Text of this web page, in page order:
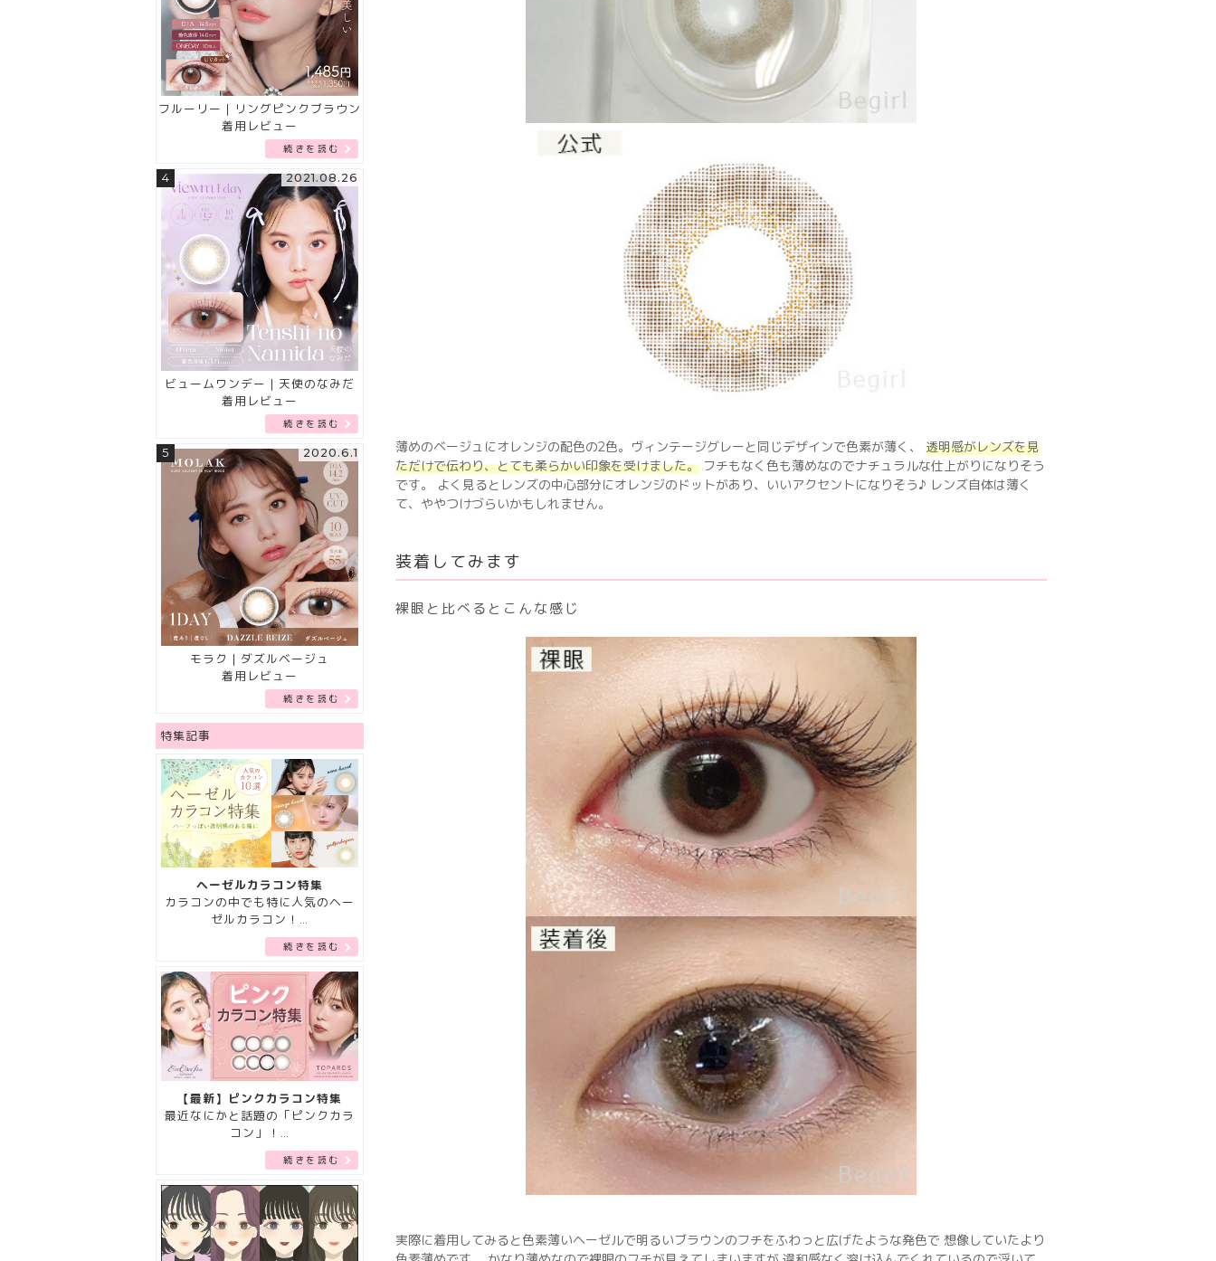
フルーリー｜リングピンクブラウン
着用レビュー
続きを読む
4 2021.08.26
ビュームワンデー｜天使のなみだ
着用レビュー
続きを読む
5 2020.6.1
モラク｜ダズルベージュ
着用レビュー
続きを読む
特集記事
ヘーゼルカラコン特集
カラコンの中でも特に人気のヘー
ゼルカラコン！…
続きを読む
【最新】ピンクカラコン特集
最近なにかと話題の「ピンクカラ
コン」！…
続きを読む
薄めのベージュにオレンジの配色の2色。ヴィンテージグレーと同じデザインで色素が薄く、 透明感がレンズを見
ただけで伝わり、とても柔らかい印象を受けました。 フチもなく色も薄めなのでナチュラルな仕上がりになりそう
です。 よく見るとレンズの中心部分にオレンジのドットがあり、いいアクセントになりそう♪ レンズ自体は薄く
て、ややつけづらいかもしれません。
装着してみます
裸眼と比べるとこんな感じ
実際に着用してみると色素薄いヘーゼルで明るいブラウンのフチをふわっと広げたような発色で 想像していたより